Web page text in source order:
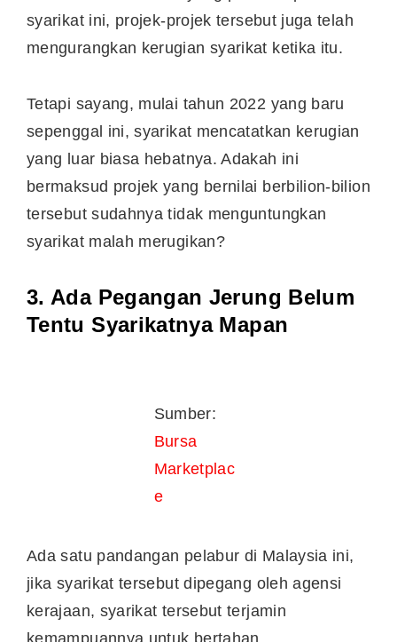
syarikat ini, projek-projek tersebut juga telah
mengurangkan kerugian syarikat ketika itu.
Tetapi sayang, mulai tahun 2022 yang baru
sepenggal ini, syarikat mencatatkan kerugian
yang luar biasa hebatnya. Adakah ini
bermaksud projek yang bernilai berbilion-bilion
tersebut sudahnya tidak menguntungkan
syarikat malah merugikan?
3. Ada Pegangan Jerung Belum
Tentu Syarikatnya Mapan
Sumber:
Bursa
Marketplac
e
Ada satu pandangan pelabur di Malaysia ini,
jika syarikat tersebut dipegang oleh agensi
kerajaan, syarikat tersebut terjamin
kemampuannya untuk bertahan.